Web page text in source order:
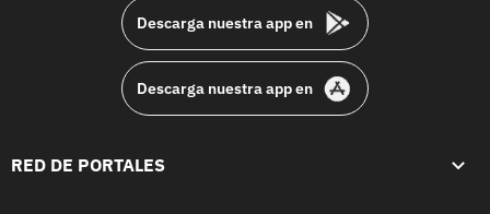
Descarga nuestra app en
Descarga nuestra app en
RED DE PORTALES